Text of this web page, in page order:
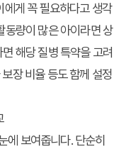
에게 꼭 필요하다고 생각
동량이 많은 아이라면 상
해당 질병 특약을 고려
장 비율 등도 함께 설정
에 보여줍니다. 단순히